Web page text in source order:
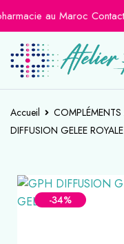
au Maroc
Accueil COMPLÉMENTS
DIFFUSION GELEE
-34%